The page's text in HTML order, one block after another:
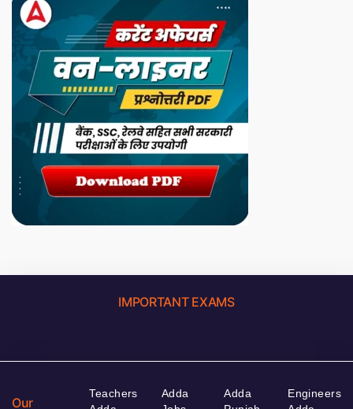
IMPORTANT EXAMS
Our
Teachers
Adda
Adda
Engineers